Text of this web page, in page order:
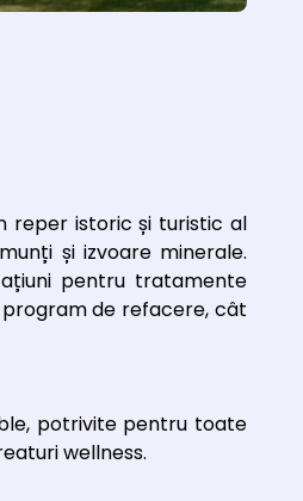
reper istoric și turistic al
și izvoare minerale.
pentru tratamente
de refacere, cât
potrivite pentru toate
wellness.